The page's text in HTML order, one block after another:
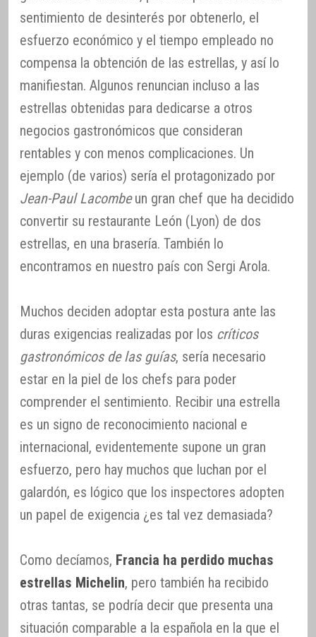
sentimiento de desinterés por obtenerlo, el
esfuerzo económico y el tiempo empleado no
compensa la obtención de las estrellas, y así lo
manifiestan. Algunos renuncian incluso a las
estrellas obtenidas para dedicarse a otros
negocios gastronómicos que consideran
rentables y con menos complicaciones. Un
ejemplo (de varios) sería el protagonizado por
Jean-Paul Lacombeun gran chef que ha decidido
convertir su restaurante León (Lyon) de dos
estrellas, en una brasería. También lo
encontramos en nuestro país con Sergi Arola.
Muchos deciden adoptar esta postura ante las
duras exigencias realizadas por los críticos
gastronómicos de las guías, sería necesario
estar en la piel de los chefs para poder
comprender el sentimiento. Recibir una estrella
es un signo de reconocimiento nacional e
internacional, evidentemente supone un gran
esfuerzo, pero hay muchos que luchan por el
galardón, es lógico que los inspectores adopten
un papel de exigencia ¿es tal vez demasiada?
Como decíamos, Francia ha perdido muchas
estrellas Michelin, pero también ha recibido
otras tantas, se podría decir que presenta una
situación comparable a la española en la que el